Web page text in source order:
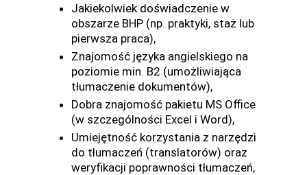
Jakiekolwiek doświadczenie w
obszarze BHP (np. praktyki, staż lub
pierwsza praca),
Znajomość języka angielskiego na
poziomie min. B2 (umożliwiająca
tłumaczenie dokumentów),
Dobra znajomość pakietu MS Office
(w szczególności Excel i Word),
Umiejętność korzystania z narzędzi
do tłumaczeń (translatorów) oraz
weryfikacji poprawności tłumaczeń,